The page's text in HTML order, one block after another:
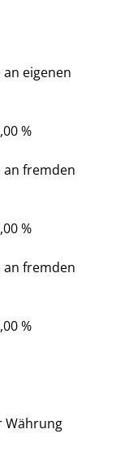
eigenen
%
an fremden
%
an fremden
%
Währung